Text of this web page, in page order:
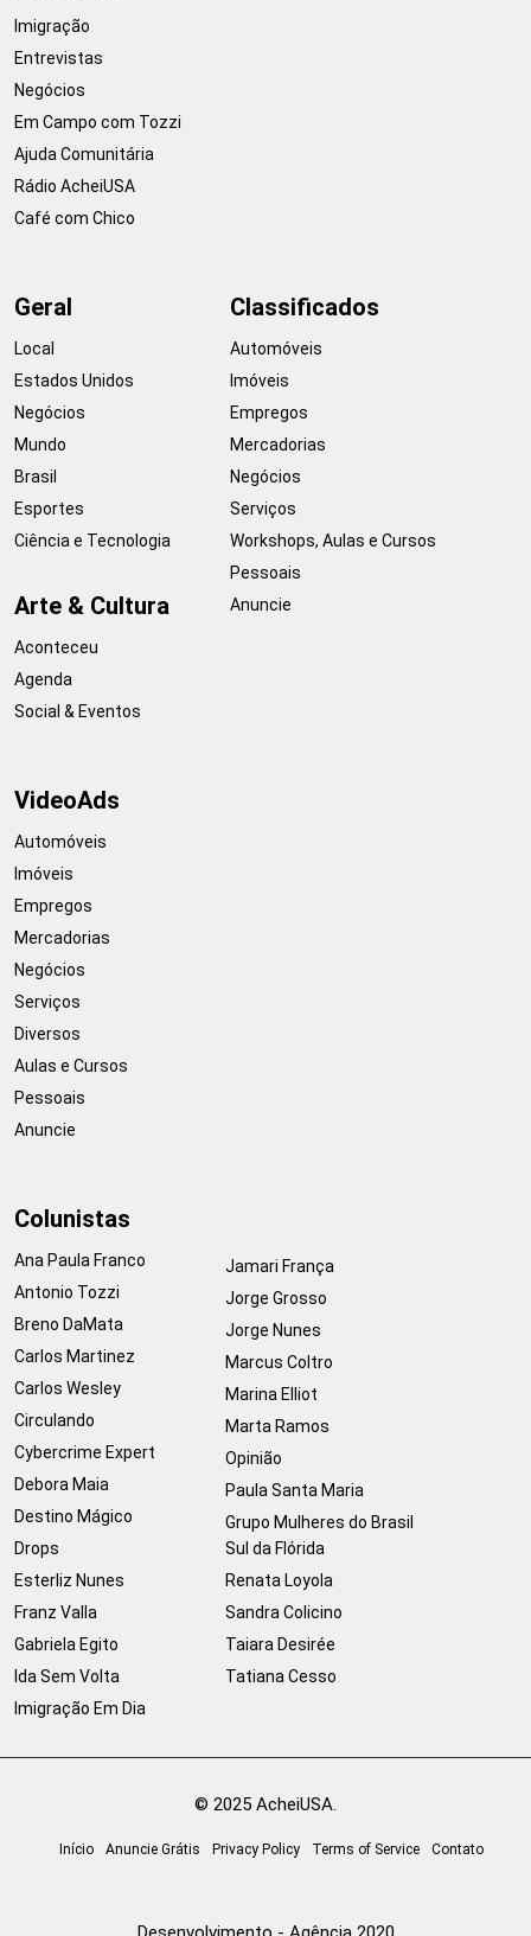
Imigração
Entrevistas
Negócios
Em Campo com Tozzi
Ajuda Comunitária
Rádio AcheiUSA
Café com Chico
Geral
Local
Estados Unidos
Negócios
Mundo
Brasil
Esportes
Ciência e Tecnologia
Arte & Cultura
Aconteceu
Agenda
Social & Eventos
Classificados
Automóveis
Imóveis
Empregos
Mercadorias
Negócios
Serviços
Workshops, Aulas e Cursos
Pessoais
Anuncie
VideoAds
Automóveis
Imóveis
Empregos
Mercadorias
Negócios
Serviços
Diversos
Aulas e Cursos
Pessoais
Anuncie
Colunistas
Ana Paula Franco
Antonio Tozzi
Breno DaMata
Carlos Martinez
Carlos Wesley
Circulando
Cybercrime Expert
Debora Maia
Destino Mágico
Drops
Esterliz Nunes
Franz Valla
Gabriela Egito
Ida Sem Volta
Imigração Em Dia
Jamari França
Jorge Grosso
Jorge Nunes
Marcus Coltro
Marina Elliot
Marta Ramos
Opinião
Paula Santa Maria
Grupo Mulheres do Brasil
Sul da Flórida
Renata Loyola
Sandra Colicino
Taiara Desirée
Tatiana Cesso
© 2025 AcheiUSA.
Início Anuncie Grátis Privacy Policy Terms of Service Contato